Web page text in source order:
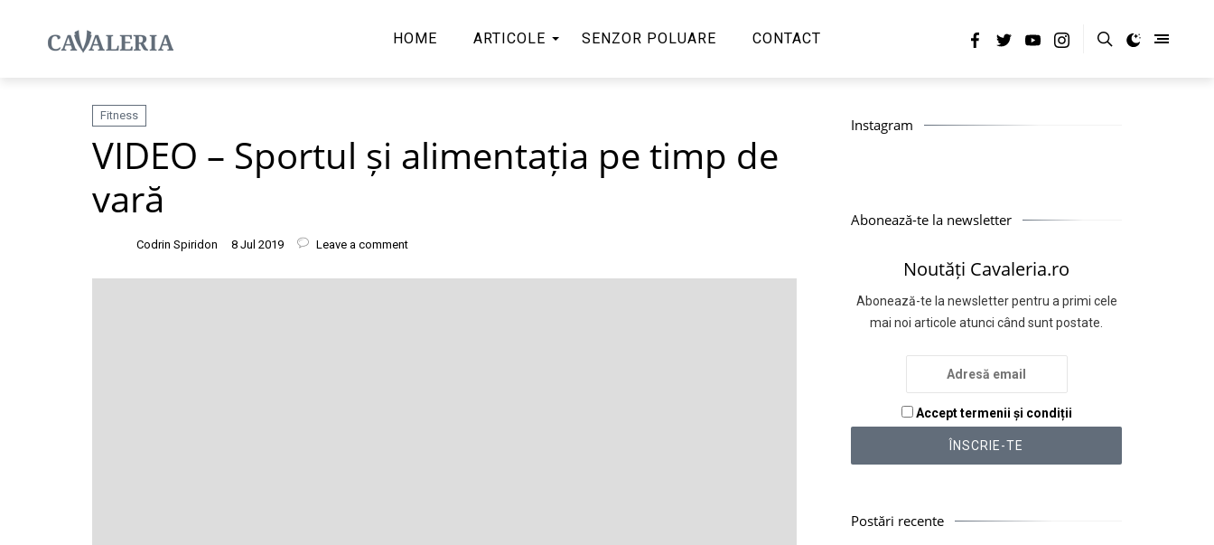
HOME ARTICOLE SENZOR POLUARE CONTACT
Fitness
VIDEO – Sportul și alimentația pe timp de
vară
Codrin Spiridon 8 Jul 2019 Leave a comment
Instagram
Abonează-te la newsletter
Noutăți Cavaleria.ro
Abonează-te la newsletter pentru a primi cele
mai noi articole atunci când sunt postate.
Accept termenii și condiții
Postări recente